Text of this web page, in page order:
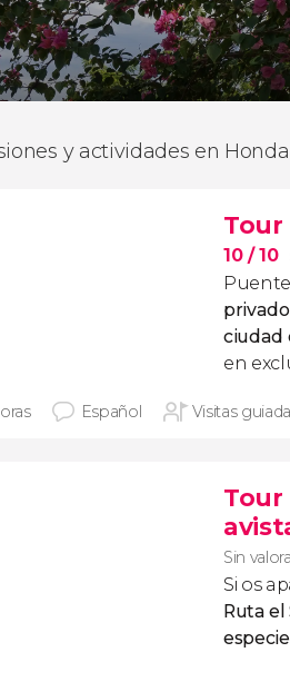
y actividades en Honda
Tour
10/ 10
ciudad
en
Español Visitas
Tour
Sin
Si os
Ruta